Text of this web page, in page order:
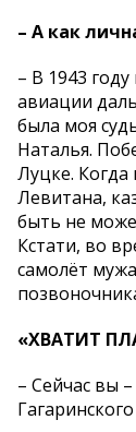
– А как
– В 1943
авиации
была моя
Наталья.
Луцке.
Левитана,
быть не
Кстати, во
самолёт
«ХВАТИТ
– Сейчас вы